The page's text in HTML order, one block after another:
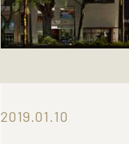
2019.01.10